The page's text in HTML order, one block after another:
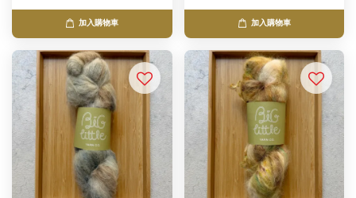
加入購物車 加入購物車